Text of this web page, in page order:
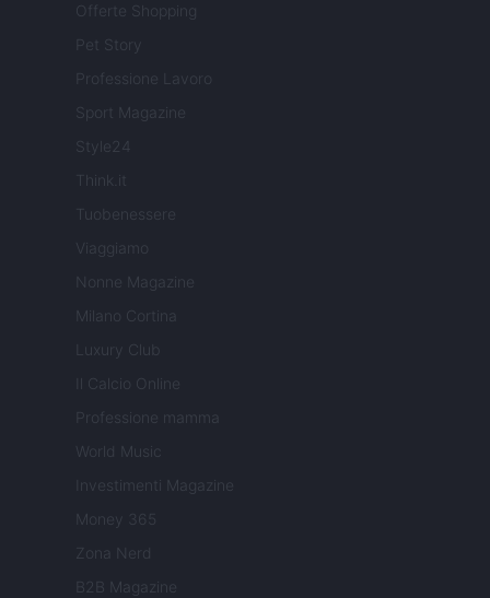
Offerte Shopping
Pet Story
Professione Lavoro
Sport Magazine
Style24
Think.it
Tuobenessere
Viaggiamo
Nonne Magazine
Milano Cortina
Luxury Club
Il Calcio Online
Professione mamma
World Music
Investimenti Magazine
Money 365
Zona Nerd
B2B Magazine